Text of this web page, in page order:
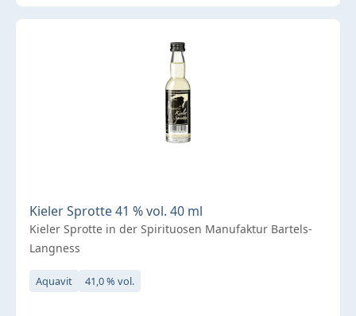
Kieler Sprotte 41 % vol. 40 ml
Kieler Sprotte in der Spirituosen Manufaktur Bartels-
Langness
Aquavit 41,0 % vol.